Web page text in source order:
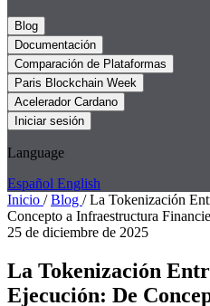
Blog
Documentación
Comparación de Plataformas
Paris Blockchain Week
Acelerador Cardano
Iniciar sesión
Language
Español English
Inicio / Blog / La Tokenización
Concepto a Infraestructura
25 de diciembre de 2025
La Tokenización
Ejecución: De